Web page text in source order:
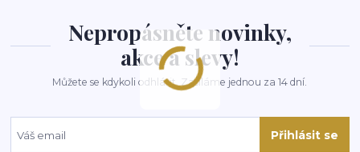
Nepropásněte novinky,
akce a slevy!
Můžete se kdykoli odhlásit. Zasíláme jednou za 14 dní.
Přihlásit se